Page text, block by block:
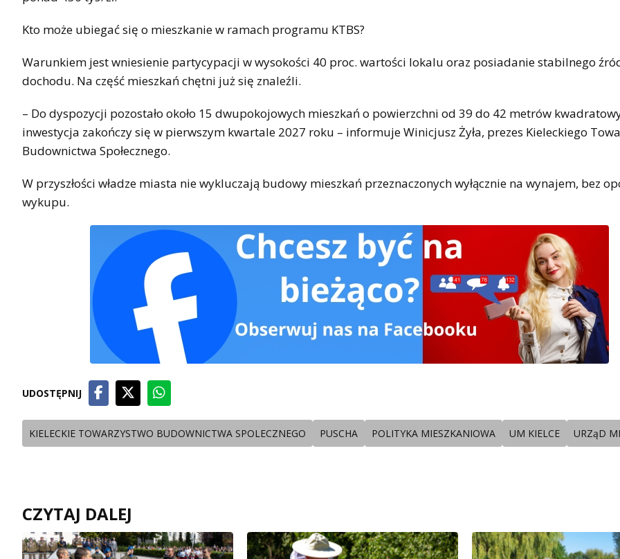
Kto może ubiegać się o mieszkanie w ramach programu KTBS?
Warunkiem jest wniesienie partycypacji w wysokości 40 proc. wartości lokalu oraz posiadanie stabilnego
dochodu. Na część mieszkań chętni już się znaleźli.
– Do dyspozycji pozostało około 15 dwupokojowych mieszkań o powierzchni od 39 do 42 metrów
inwestycja zakończy się w pierwszym kwartale 2027 roku – informuje Winicjusz Żyła, prezes Kieleckiego
Budownictwa Społecznego.
W przyszłości władze miasta nie wykluczają budowy mieszkań przeznaczonych wyłącznie na wynajem, bez
wykupu.
UDOSTĘPNIJ
KIELECKIE TOWARZYSTWO BUDOWNICTWA SPOLECZNEGO PUSCHA POLITYKA MIESZKANIOWA UM KIELCE URZąD
CZYTAJ DALEJ